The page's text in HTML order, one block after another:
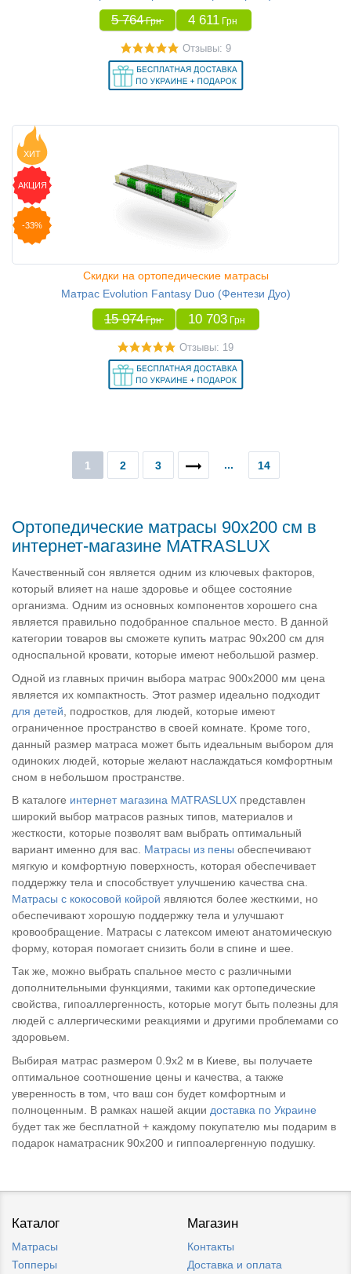
5 764 Грн 4 611 Грн
Отзывы: 9
ХИТ
АКЦИЯ
-33%
Скидки на ортопедические матрасы
Матрас Evolution Fantasy Duo (Фентези Дуо)
15 974 Грн 10 703 Грн
Отзывы: 19
1 2 3 ... 14
Ортопедические матрасы 90х200 cм в
интернет-магазине MATRASLUX
Качественный сон является одним из ключевых факторов,
который влияет на наше здоровье и общее состояние
организма. Одним из основных компонентов хорошего сна
является правильно подобранное спальное место. В данной
категории товаров вы сможете купить матрас 90х200 см для
односпальной кровати, которые имеют небольшой размер.
Одной из главных причин выбора матрас 900х2000 мм цена
является их компактность. Этот размер идеально подходит
для детей , подростков, для людей, которые имеют
ограниченное пространство в своей комнате. Кроме того,
данный размер матраса может быть идеальным выбором для
одиноких людей, которые желают наслаждаться комфортным
сном в небольшом пространстве.
В каталоге интернет магазина MATRASLUX представлен
широкий выбор матрасов разных типов, материалов и
жесткости, которые позволят вам выбрать оптимальный
вариант именно для вас. Матрасы из пены обеспечивают
мягкую и комфортную поверхность, которая обеспечивает
поддержку тела и способствует улучшению качества сна.
Матрасы с кокосовой койрой являются более жесткими, но
обеспечивают хорошую поддержку тела и улучшают
кровообращение. Матрасы с латексом имеют анатомическую
форму, которая помогает снизить боли в спине и шее.
Так же, можно выбрать спальное место с различными
дополнительными функциями, такими как ортопедические
свойства, гипоаллергенность, которые могут быть полезны для
людей с аллергическими реакциями и другими проблемами со
здоровьем.
Выбирая матрас размером 0.9х2 м в Киеве, вы получаете
оптимальное соотношение цены и качества, а также
уверенность в том, что ваш сон будет комфортным и
полноценным. В рамках нашей акции доставка по Украине
будет так же бесплатной + каждому покупателю мы подарим в
подарок наматрасник 90х200 и гиппоалергенную подушку.
Каталог
Матрасы
Топперы
Магазин
Контакты
Доставка и оплата